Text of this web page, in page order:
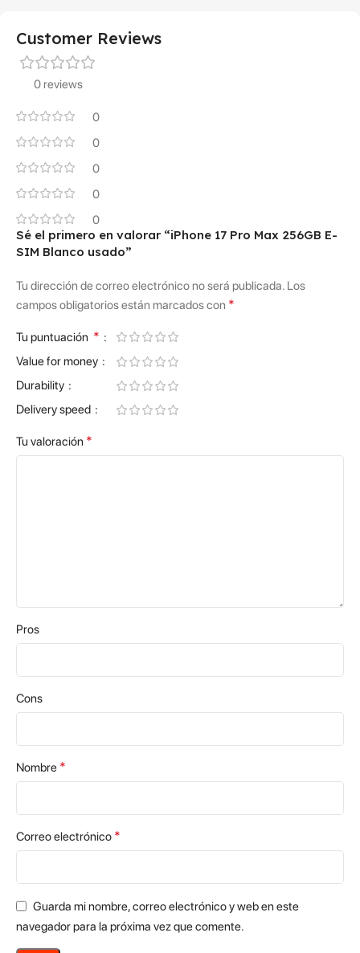
Customer Reviews
0 reviews
0
0
0
0
0
Sé el primero en valorar “iPhone 17 Pro Max 256GB E-
SIM Blanco usado”
Tu dirección de correo electrónico no será publicada. Los
campos obligatorios están marcados con *
Tu puntuación *
Value for money
Durability
Delivery speed
Tu valoración *
Pros
Cons
Nombre *
Correo electrónico *
Guarda mi nombre, correo electrónico y web en este
navegador para la próxima vez que comente.